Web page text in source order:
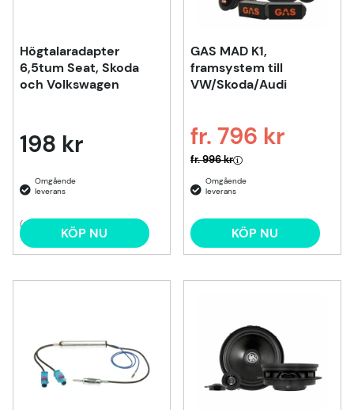
Högtalaradapter
6,5tum Seat, Skoda
och Volkswagen
198 kr
(2) KÖP NU
GAS MAD K1,
framsystem till
VW/Skoda/Audi
fr. 796 kr
Ordinarie pris:
fr. 996 kr
KÖP NU